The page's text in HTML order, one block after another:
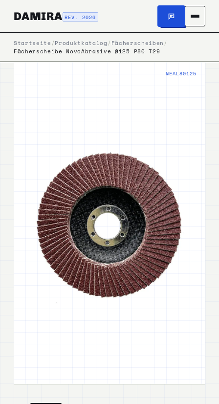
DAMIRA REV. 2026
Startseite /Produktkatalog / Fächerscheiben /
Fächerscheibe NovoAbrasive Ø125 P80 T29
NEAL80125